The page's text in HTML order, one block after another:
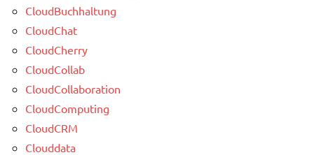
CloudBuchhaltung
CloudChat
CloudCherry
CloudCollab
CloudCollaboration
CloudComputing
CloudCRM
Clouddata